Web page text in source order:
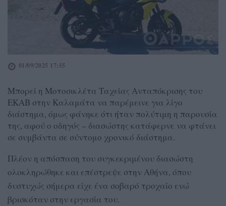
01/09/2025 17:55
Μπορεί η Μοτοσικλέτα Ταχείας Ανταπόκρισης του
ΕΚΑΒ στην Καλαμάτα να παρέμεινε για λίγο
διάστημα, όμως φάνηκε ότι ήταν πολύτιμη η παρουσία
της, αφού ο οδηγός – διασώστης κατάφερνε να φτάνει
σε συμβάντα σε σύντομο χρονικό διάστημα.
Πλέον η απόσπαση του συγκεκριμένου διασώστη
ολοκληρώθηκε και επέστρεψε στην Αθήνα, όπου
δυστυχώς σήμερα είχε ένα σοβαρό τροχαίο ενώ
βρισκόταν στην εργασία του.